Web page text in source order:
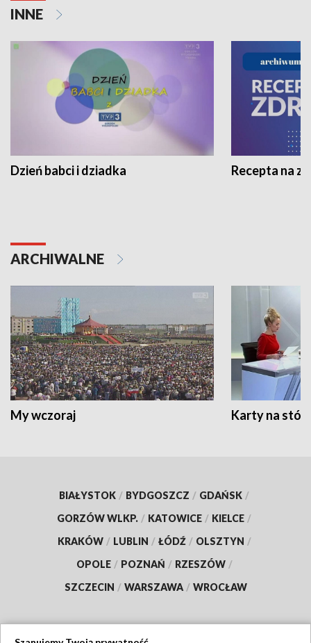
INNE
Dzień babci i dziadka Recepta na
ARCHIWALNE
My wczoraj Karty na
BIAŁYSTOK / BYDGOSZCZ / GDAŃSK /
GORZÓW WLKP. / KATOWICE / KIELCE /
KRAKÓW / LUBLIN / ŁÓDŹ / OLSZTYN /
OPOLE / POZNAŃ / RZESZÓW /
SZCZECIN / WARSZAWA / WROCŁAW